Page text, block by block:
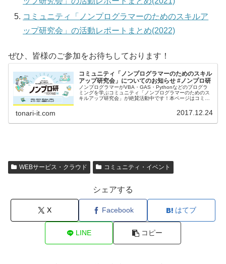
コミュニティ「ノンプログラマーのためのスキルア
ップ研究会」の活動レポートまとめ(2022)
ぜひ、皆様のご参加をお待ちしております！
コミュニティ「ノンプログラマーのためのスキル
アップ研究会」についてのお知らせ #ノンプロ研
ノンプログラマーがVBA・GAS・Pythonなどのプログラ
ミングを学ぶコミュニティ「ノンプログラマーのためのス
キルアップ研究会」が絶賛活動中です！本ページはコミュ
tonari-it.com 2017.12.24
WEBサービス・クラウド コミュニティ・イベント
シェアする
X Facebook はてブ
LINE コピー